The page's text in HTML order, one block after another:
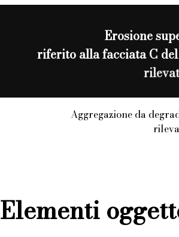
Erosione
riferito alla facciata C
Aggregazione da
Elementi